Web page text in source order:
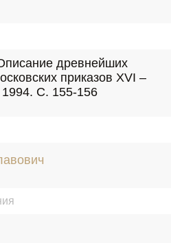
древнейших
приказов XVI –
С. 155-156